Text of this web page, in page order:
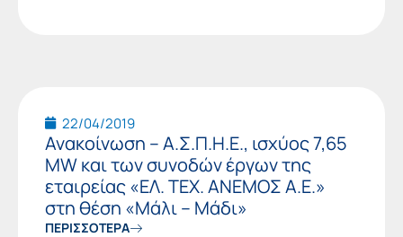
22/04/2019
Ανακοίνωση – Α.Σ.Π.Η.Ε., ισχύος 7,65
MW και των συνοδών έργων της
εταιρείας «ΕΛ. ΤΕΧ. ΑΝΕΜΟΣ Α.Ε.»
στη θέση «Μάλι – Μάδι»
ΠΕΡΙΣΣΟΤΕΡΑ